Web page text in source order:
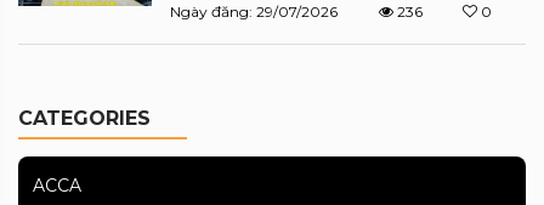
Ngày đăng: 29/07/2026 236 0
CATEGORIES
ACCA